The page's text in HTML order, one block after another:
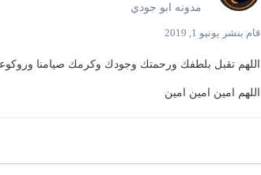
مدونه
ابو جودي
قام بنشر يونيو 1, 2019
اللهم تقبل بلطفك ورحمتك وجودك وكرمك صيامنا
اللهم امين امين امين